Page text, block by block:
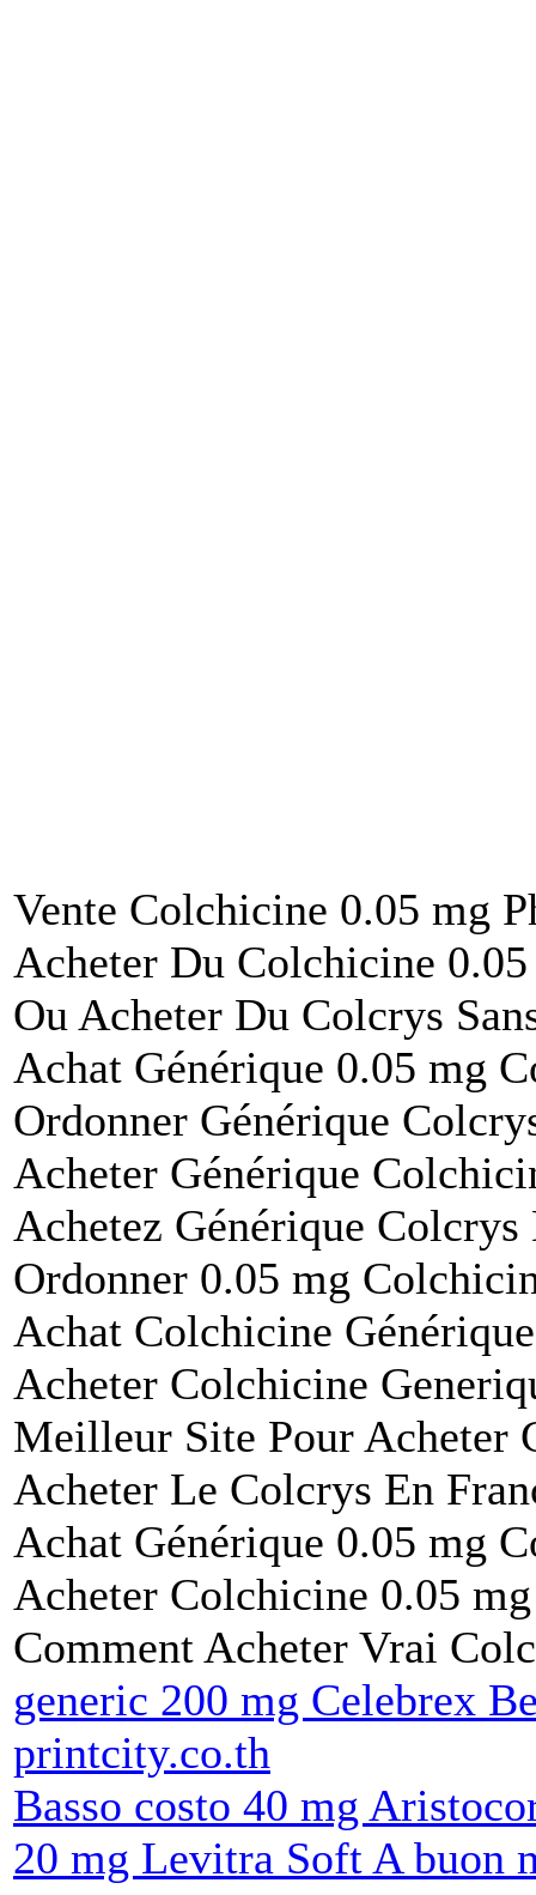
Vente Colchicine 0.05 mg
Acheter Du Colchicine
Ou Acheter Du Colcrys
Achat Générique 0.05 mg
Ordonner Générique
Acheter Générique
Achetez Générique Colcrys
Ordonner 0.05 mg
Achat Colchicine
Acheter Colchicine
Meilleur Site Pour Acheter
Acheter Le Colcrys En
Achat Générique 0.05 mg
Acheter Colchicine 0.05
Comment Acheter Vrai
generic 200 mg Celebrex
printcity.co.th
Basso costo 40 mg
20 mg Levitra Soft A buon